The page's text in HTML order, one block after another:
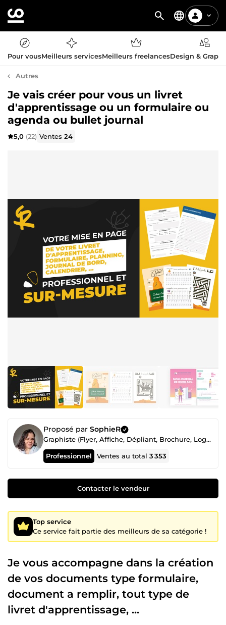
Pour vousMeilleurs servicesMeilleurs freelancesDesign &
Autres
Je vais créer pour vous un livret
d'apprentissage ou un formulaire ou
agenda ou bullet journal
5,0 (22) Ventes24
Proposé par SophieR
Graphiste (Flyer, Affiche, Dépliant, Brochure, Logo) / Illustratrice / Webdesigner maquette figma
Professionnel Ventes au total3 353
Contacter le vendeur
Top service
Ce service fait partie des meilleurs de sa catégorie !
Je vous accompagne dans la création
de vos documents type formulaire,
document a remplir, tout type de
livret d'apprentissage, ...